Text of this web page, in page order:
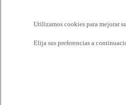
red, con encuestas o información
Conforme a la demanda de la CNIL
Utilizamos cookies para mejorar
Elija sus preferencias a